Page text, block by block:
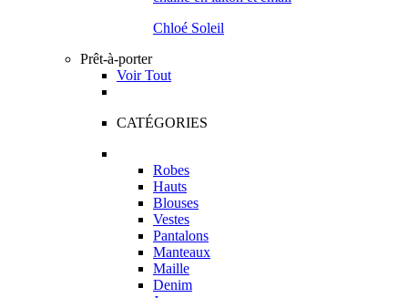
Chloé Soleil
Prêt-à-porter
Voir Tout
CATÉGORIES
Robes
Hauts
Blouses
Vestes
Pantalons
Manteaux
Maille
Denim